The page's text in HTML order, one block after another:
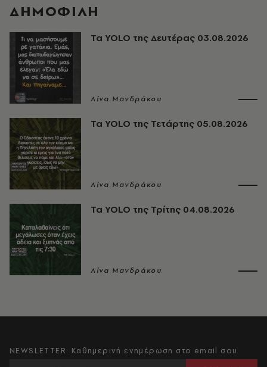
ΔΗΜΟΦΙΛΗ
Τα YOLO της Δευτέρας 03.08.2026
Λίνα Μανδράκου
Τα YOLO της Τετάρτης 05.08.2026
Λίνα Μανδράκου
Τα YOLO της Τρίτης 04.08.2026
Λίνα Μανδράκου
NEWSLETTER: Καθημερινή ενημέρωση στο email σου